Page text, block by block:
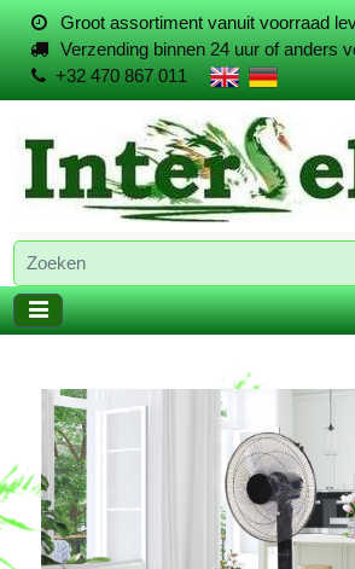
Groot assortiment vanuit voorraad
Verzending binnen 24 uur of anders
+32 470 867 011